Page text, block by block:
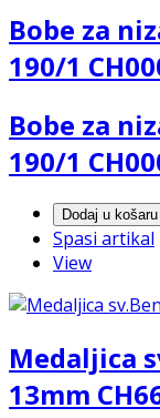
Bobe za
190/1
Bobe za
190/1
Dodaj u košaru
Spasi artikal
View
Medaljica
13mm